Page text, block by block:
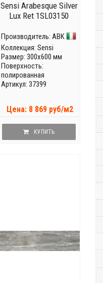
Sensi Arabesque Silver
Lux Ret 1SL03150
Производитель: ABK
Коллекция: Sensi
Размер: 300x600 мм
Поверхность:
полированная
Артикул: 37399
Цена: 8 869 руб/м2
КУПИТЬ